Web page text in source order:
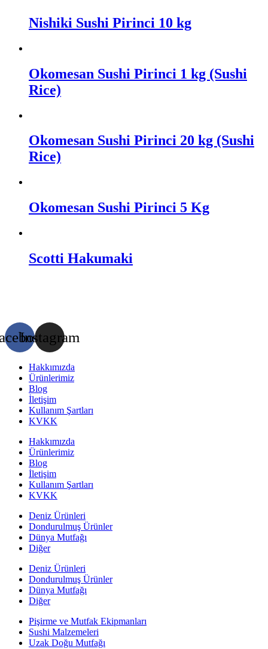
Nishiki Sushi Pirinci 10 kg
Okomesan Sushi Pirinci 1 kg (Sushi
Rice)
Okomesan Sushi Pirinci 20 kg (Sushi
Rice)
Okomesan Sushi Pirinci 5 Kg
Scotti Hakumaki
Instagram
Hakkımızda
Ürünlerimiz
Blog
İletişim
Kullanım Şartları
KVKK
Hakkımızda
Ürünlerimiz
Blog
İletişim
Kullanım Şartları
KVKK
Deniz Ürünleri
Dondurulmuş Ürünler
Dünya Mutfağı
Diğer
Deniz Ürünleri
Dondurulmuş Ürünler
Dünya Mutfağı
Diğer
Pişirme ve Mutfak Ekipmanları
Sushi Malzemeleri
Uzak Doğu Mutfağı